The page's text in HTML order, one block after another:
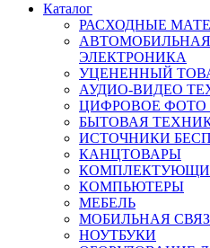
Каталог
РАСХОДНЫЕ
ЭЛЕКТРОНИКА
УЦЕНЕННЫЙ
АУДИО-ВИДЕО
ЦИФРОВОЕ ФОТО
БЫТОВАЯ
ИСТОЧНИКИ
КАНЦТОВАРЫ
КОМПЬЮТЕРЫ
МЕБЕЛЬ
МОБИЛЬНАЯ
НОУТБУКИ